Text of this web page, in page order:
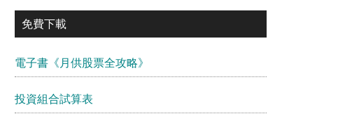
免費下載
電子書《月供股票全攻略》
投資組合試算表